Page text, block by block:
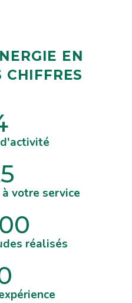
EN
CHIFFRES
votre service
réalisés